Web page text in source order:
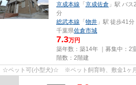
京成本線 「京成佐倉 」駅 バ
分
総武本線 「物井 」駅 徒歩41分
千葉県佐倉市城
7.3万円
築年数：築14年 ｜募集中： 2
階数：2階建
☆ペット可(小型犬)☆ ※ペット飼育時、敷金1ヶ